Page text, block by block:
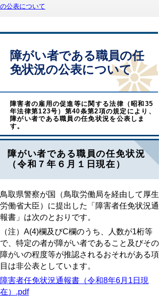
の公表について
障がい者である職員の任
免状況の公表について
障害者の雇用の促進等に関する法律（昭和35
年法律第123号）第40条第2項の規定により、
障がい者である職員の任免状況を公表しま
す。
障がい者である職員の任免状況
（令和７年６月１日現在）
鳥取県警察が国（鳥取労働局を経由して厚生
労働省大臣）に提出した「障害者任免状況通
報書」は次のとおりです。
（注）A(4)欄及びC欄のうち、人数が1桁等
で、特定の者が障がい者であること及びその
障がいの程度等が推認されるおそれがある項
目は非公表としています。
障害者任免状況通報書（令和8年6月1日現
在）.pdf